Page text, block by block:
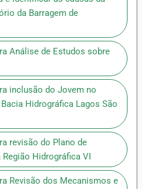
da Barragem de
Análise de Estudos sobre
inclusão do Jovem no
Hidrográfica Lagos São
revisão do Plano de
Hidrográfica VI
Revisão dos Mecanismos e